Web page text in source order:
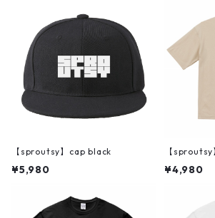
【sproutsy】cap black
¥5,980 ¥4,980